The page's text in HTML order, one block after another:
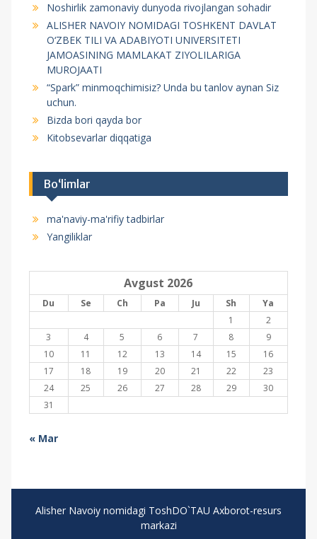
f
o
Noshirlik zamonaviy dunyoda rivojlangan sohadir
ALISHER NAVOIY NOMIDAGI TOSHKENT DAVLAT
O‘ZBEK TILI VA ADABIYOTI UNIVERSITETI
JAMOASINING MAMLAKAT ZIYOLILARIGA
MUROJAATI
“Spark” minmoqchimisiz? Unda bu tanlov aynan Siz
uchun.
Bizda bori qayda bor
Kitobsevarlar diqqatiga
Bo‘limlar
ma'naviy-ma'rifiy tadbirlar
Yangiliklar
Avgust 2026
Du Se Ch Pa Ju Sh
Ya
1
2
3
4 5 6 7 8
9
10
11 12 13 14 15
16
17
18 19 20 21 22
23
24
25 26 27 28 29
30
31
« Mar
Alisher Navoiy nomidagi ToshDO`TAU Axborot-resurs
markazi